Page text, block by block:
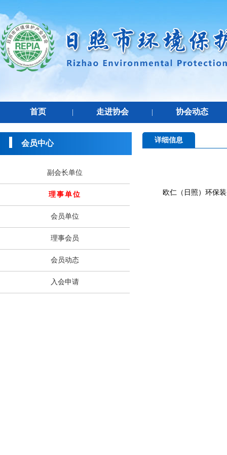
首页 走进协会 协会动态
会员中心
副会长单位
理事单位
会员单位
理事会员
会员动态
入会申请
详细信息
欧仁（日照）环保